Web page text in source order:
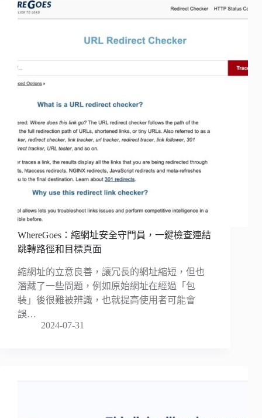
WhereGoes：縮網址安全守門員，一鍵檢查連結
跳轉路徑和目標頁面
縮網址的立意良善，讓冗長的網址縮短，但也
潛藏了一些問題，例如原始網址在經過「包
裝」後很難被辨識，也就提高使用者可能會
誤…
2024-07-31